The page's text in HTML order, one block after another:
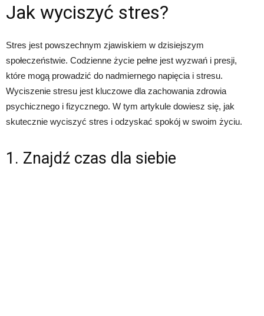
Jak wyciszyć stres?
Stres jest powszechnym zjawiskiem w dzisiejszym
społeczeństwie. Codzienne życie pełne jest wyzwań i presji,
które mogą prowadzić do nadmiernego napięcia i stresu.
Wyciszenie stresu jest kluczowe dla zachowania zdrowia
psychicznego i fizycznego. W tym artykule dowiesz się, jak
skutecznie wyciszyć stres i odzyskać spokój w swoim życiu.
1. Znajdź czas dla siebie